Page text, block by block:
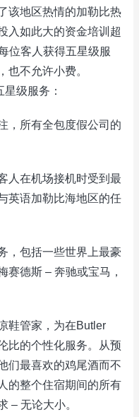
该地区热情的加勒比热
入如此大的资金培训超
位客人获得五星级服
也不允许小费。
级服务：
，所有全包度假公司的
人在机场接机时受到最
英语加勒比海地区的任
，包括一些世界上最豪
赛德斯 – 奔驰或宝马，
鞋管家，为在Butler
比的个性化服务。从预
们最喜欢的鸡尾酒而不
的整个住宿期间的所有
– 无论大小。